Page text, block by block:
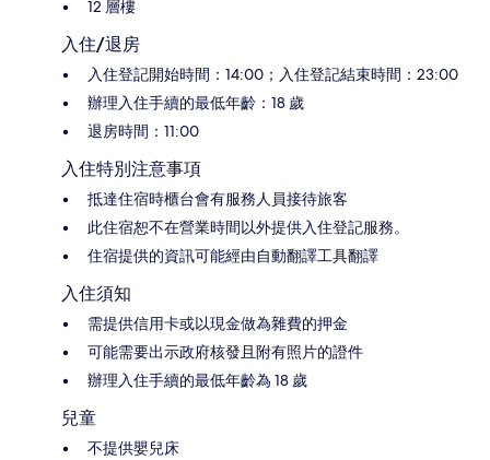
12 層樓
入住/退房
入住登記開始時間：14:00；入住登記結束時間：23:00
辦理入住手續的最低年齡：18 歲
退房時間：11:00
入住特別注意事項
抵達住宿時櫃台會有服務人員接待旅客
此住宿恕不在營業時間以外提供入住登記服務。
住宿提供的資訊可能經由自動翻譯工具翻譯
入住須知
需提供信用卡或以現金做為雜費的押金
可能需要出示政府核發且附有照片的證件
辦理入住手續的最低年齡為 18 歲
兒童
不提供嬰兒床